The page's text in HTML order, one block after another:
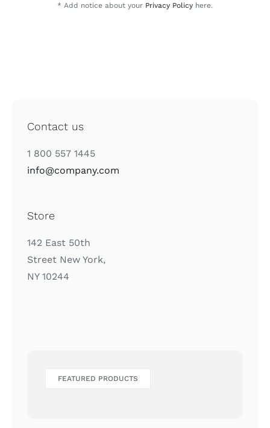
* Add notice about your Privacy Policy here.
Contact us
1 800 557 1445
info@company.com
Store
142 East 50th
Street New York,
NY 10244
FEATURED PRODUCTS